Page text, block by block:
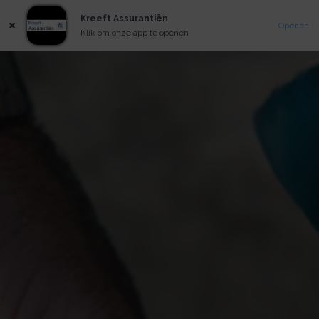
Kreeft Assurantiën
Klik om onze app te openen
Openen